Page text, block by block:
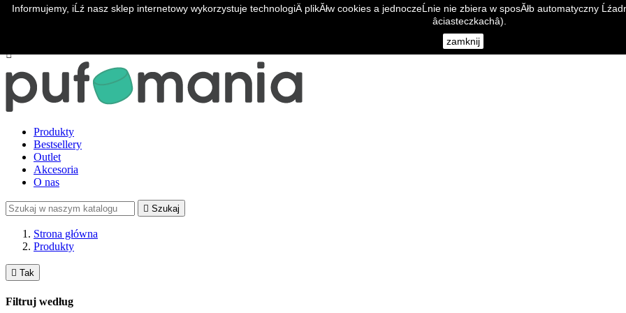
Zadzwoń do nas: +48 533 346 355

Produkty
Bestsellery
Outlet
Akcesoria
O nas
 Szukaj
Strona główna
Produkty
 Tak
Filtruj według
Informujemy, iĹź nasz sklep internetowy wykorzystuje technologiÄ plikĂłw cookies a jednoczeĹnie nie zbiera w sposĂłb automatyczny
âciasteczkachâ).
zamknij